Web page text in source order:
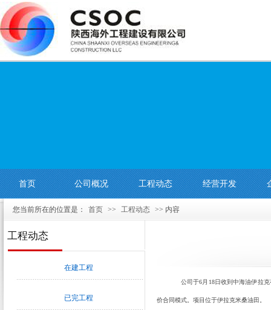
首页 公司概况 工程动态 经营开发
您当前所在的位置是： 首页 >> 工程动态 >> 内容
工程动态
在建工程
已完工程
公司于6月 18日收到中海油伊拉
价合同模式。项目位于伊拉克米桑油田。